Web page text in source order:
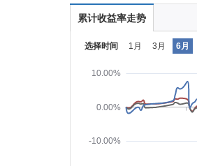
累计收益率走势
选择时间 1月 3月 6月
-10.00%
0.00%
10.00%